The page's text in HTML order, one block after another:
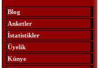
Blog
Anketler
İstatistikler
Üyelik
Künye